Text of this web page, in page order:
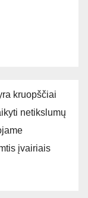
kruopščiai
netikslumų
įvairiais